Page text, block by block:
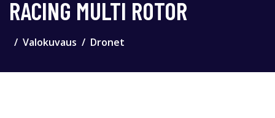
RACING MULTI ROTOR
Valokuvaus Dronet